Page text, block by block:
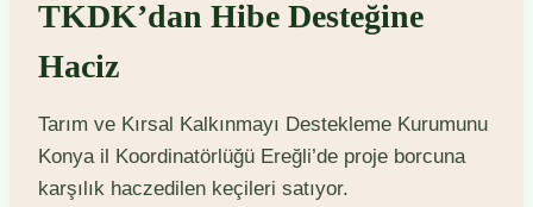
TKDK’dan Hibe Desteğine
Haciz
Tarım ve Kırsal Kalkınmayı Destekleme Kurumunu
Konya il Koordinatörlüğü Ereğli’de proje borcuna
karşılık haczedilen keçileri satıyor.